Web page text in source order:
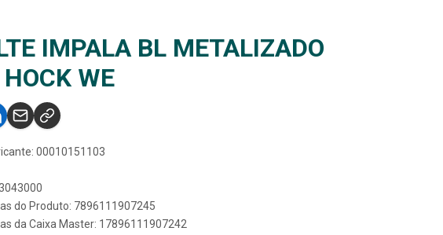
IMPALA BL METALIZADO
WE
00010151103
do Produto: 7896111907245
da Caixa Master: 17896111907242